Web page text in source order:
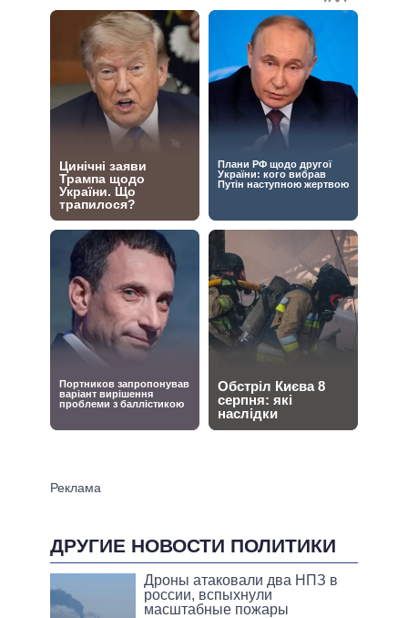
ДРУГИЕ НОВОСТИ ПОЛИТИКИ
Дроны атаковали два НПЗ в
россии, вспыхнули
масштабные пожары